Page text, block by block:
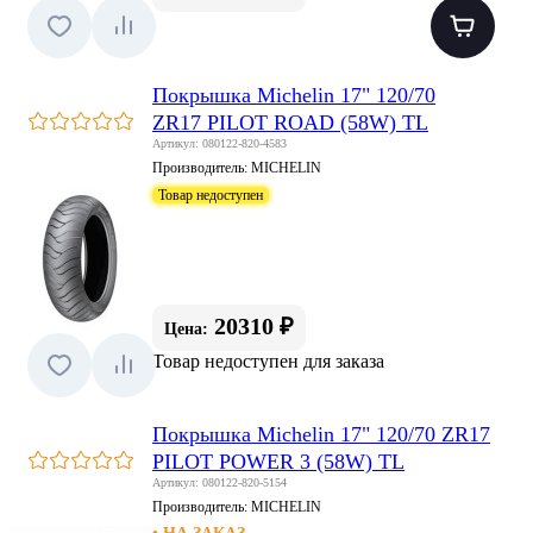
Покрышка Michelin 17" 120/70
ZR17 PILOT ROAD (58W) TL
Артикул: 080122-820-4583
Производитель: MICHELIN
Товар недоступен
Цена: 20310 ₽
Товар недоступен для заказа
Покрышка Michelin 17" 120/70 ZR17
PILOT POWER 3 (58W) TL
Артикул: 080122-820-5154
Производитель: MICHELIN